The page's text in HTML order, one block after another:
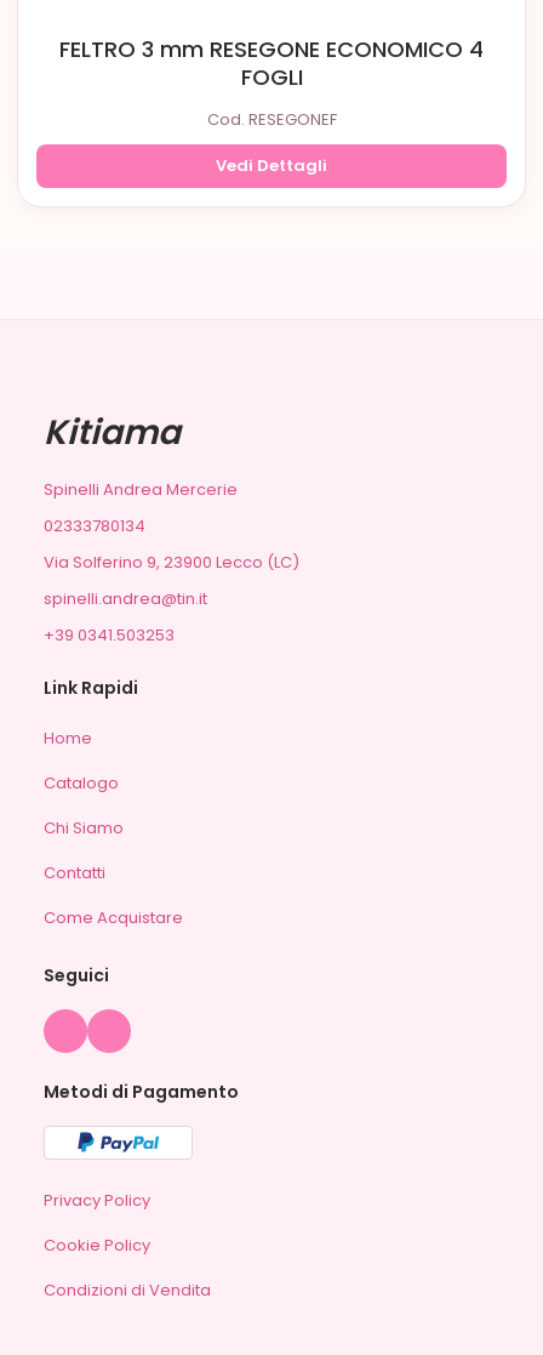
FELTRO 3 mm RESEGONE ECONOMICO 4
FOGLI
Cod. RESEGONEF
Vedi Dettagli
Kitiama
Spinelli Andrea Mercerie
02333780134
Via Solferino 9, 23900 Lecco (LC)
spinelli.andrea@tin.it
+39 0341.503253
Link Rapidi
Home
Catalogo
Chi Siamo
Contatti
Come Acquistare
Seguici
Metodi di Pagamento
Privacy Policy
Cookie Policy
Condizioni di Vendita